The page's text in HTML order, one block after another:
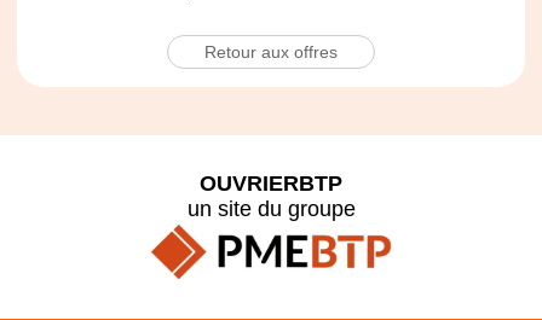
Retour aux offres
OUVRIERBTP
un site du groupe